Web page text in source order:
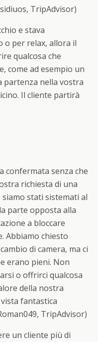
TripAdvisor)
e stava
o per relax, allora il
qualcosa che
come ad esempio un
partenza nella vostra
Il cliente partirà
confermata senza che
richiesta di una
siamo stati sistemati al
parte opposta alla
a bloccare
Abbiamo chiesto
di camera, ma ci
erano pieni. Non
o offrirci qualcosa
della nostra
fantastica
TripAdvisor)
un cliente più di